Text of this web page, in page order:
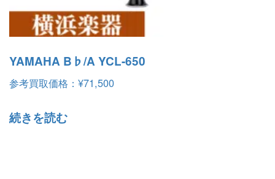
YAMAHA B♭/A YCL-650
参考買取価格： ¥71,500
続きを読む